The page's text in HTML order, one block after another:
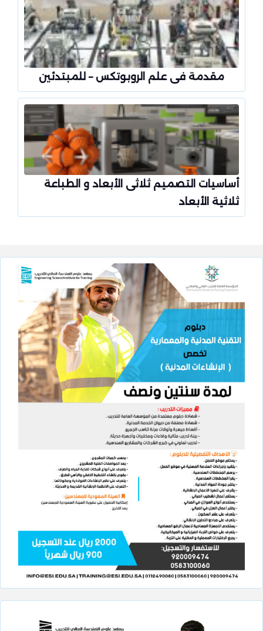
مقدمة فى علم الروبوتكس – للمبتدئين
أساسيات التصميم ثلاثى الأبعاد و الطباعة
ثلاثية الأبعاد